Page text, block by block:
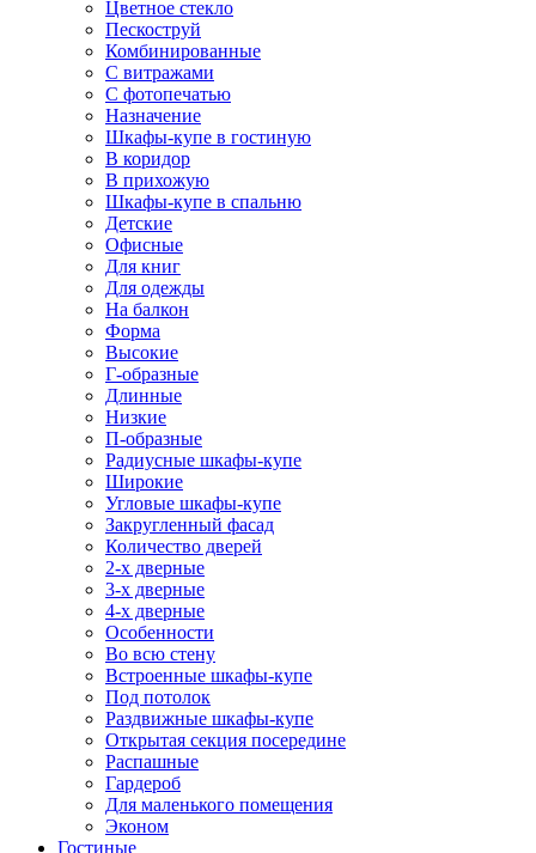
Цветное стекло
Пескоструй
Комбинированные
С витражами
С фотопечатью
Назначение
Шкафы-купе в гостиную
В коридор
В прихожую
Шкафы-купе в спальню
Детские
Офисные
Для книг
Для одежды
На балкон
Форма
Высокие
Г-образные
Длинные
Низкие
П-образные
Радиусные шкафы-купе
Широкие
Угловые шкафы-купе
Закругленный фасад
Количество дверей
2-х дверные
3-х дверные
4-х дверные
Особенности
Во всю стену
Встроенные шкафы-купе
Под потолок
Раздвижные шкафы-купе
Открытая секция посередине
Распашные
Гардероб
Для маленького помещения
Эконом
Гостиные